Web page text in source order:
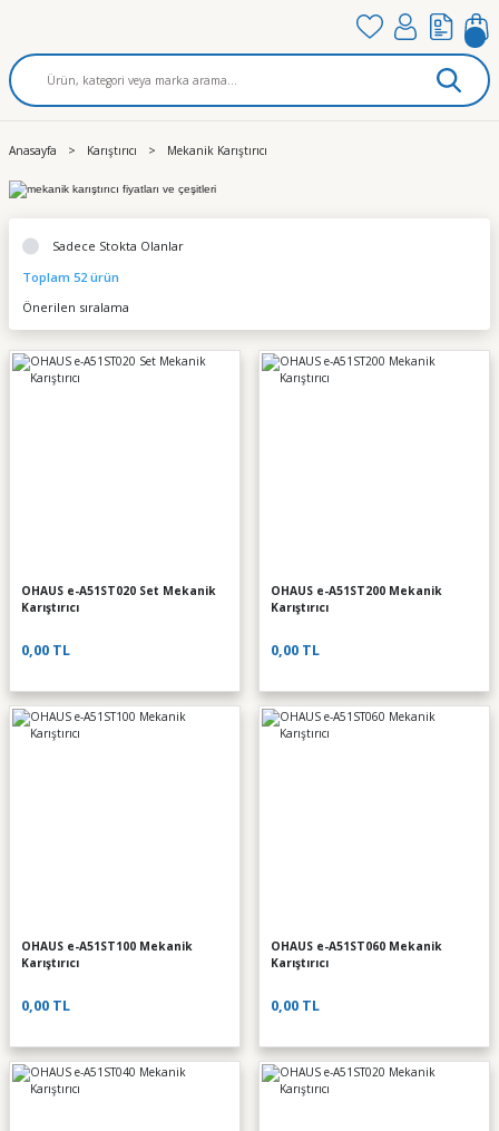
Anasayfa Karıştırıcı Mekanik Karıştırıcı
Sadece Stokta Olanlar
Toplam 52 ürün
OHAUS e-A51ST020 Set Mekanik
Karıştırıcı
0,00 TL
OHAUS e-A51ST200 Mekanik
Karıştırıcı
0,00 TL
OHAUS e-A51ST100 Mekanik
Karıştırıcı
0,00 TL
OHAUS e-A51ST060 Mekanik
Karıştırıcı
0,00 TL